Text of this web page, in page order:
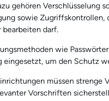
gehören Verschlüsselung
sowie
bearbeiten darf.
wie
eingesetzt, um den Schutz
müssen strenge
Vorschriften